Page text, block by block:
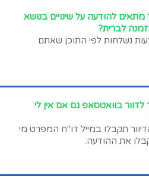
מתאים להודעה על שינויים בנושא
לברית?
נשלחות לפי התוכן שאתם
בוואטסאפ גם אם אין לי
תקבלו במייל דו"ח המפרט מי
את ההודעה.